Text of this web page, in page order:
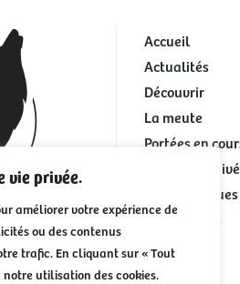
vie privée.
améliorer votre expérience de
ou des contenus
trafic. En cliquant sur « Tout
utilisation des cookies.
Accueil
Actualités
Découvrir
La meute
Portées en
Portées
Infos pratiques
Les activités